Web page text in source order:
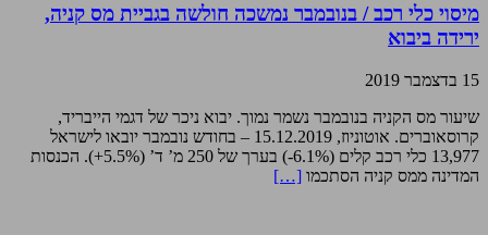
מיסוי כלי רכב / בנובמבר נמשכה חולשה בגביית מס קניה,
ירידה ביבוא
15 בדצמבר 2019
שיעור מס הקניה בנובמבר נשמר נמוך. יבוא ניכר של דגמי הייבריד,
קרוסאוברים. אוטוניוז, 15.12.2019 – בחודש נובמבר יובאו לישראל
13,977 כלי רכב קלים (6.1%-) בערך של 250 מ’ ד’ (5.5%+). הכנסות
המדינה ממס קניה הסתכמו […]